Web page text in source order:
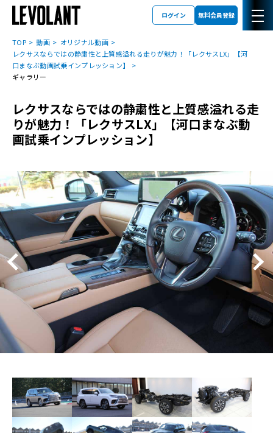
ログイン 無料会員登録
TOP 動画
オリジナル動画
レクサスならではの静粛性と上質感溢れる走りが魅力！「レクサスLX」【河
口まなぶ動画試乗インプレッション】
ギャラリー
レクサスならではの静粛性と上質感溢れる走
りが魅力！「レクサスLX」【河口まなぶ動
画試乗インプレッション】